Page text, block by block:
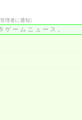
管理者に通知]
ゲームニュース。